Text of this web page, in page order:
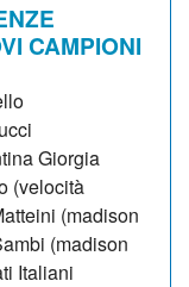
CAMPIONI
Giorgia
(velocità
(madison
(madison
Italiani